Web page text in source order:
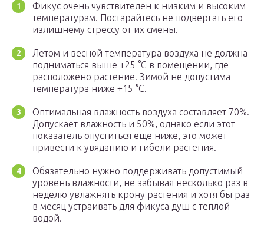
Фикус очень чувствителен к низким и высоким
температурам. Постарайтесь не подвергать его
излишнему стрессу от их смены.
Летом и весной температура воздуха не должна
подниматься выше +25 °C в помещении, где
расположено растение. Зимой не допустима
температура ниже +15 °C.
Оптимальная влажность воздуха составляет 70%.
Допускает влажность и 50%, однако если этот
показатель опуститься еще ниже, это может
привести к увяданию и гибели растения.
Обязательно нужно поддерживать допустимый
уровень влажности, не забывая несколько раз в
неделю увлажнять крону растения и хотя бы раз
в месяц устраивать для фикуса душ с теплой
водой.